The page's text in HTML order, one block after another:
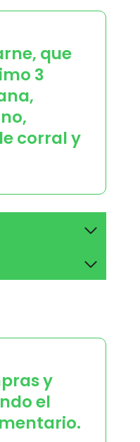
que
3
corral y
y
el